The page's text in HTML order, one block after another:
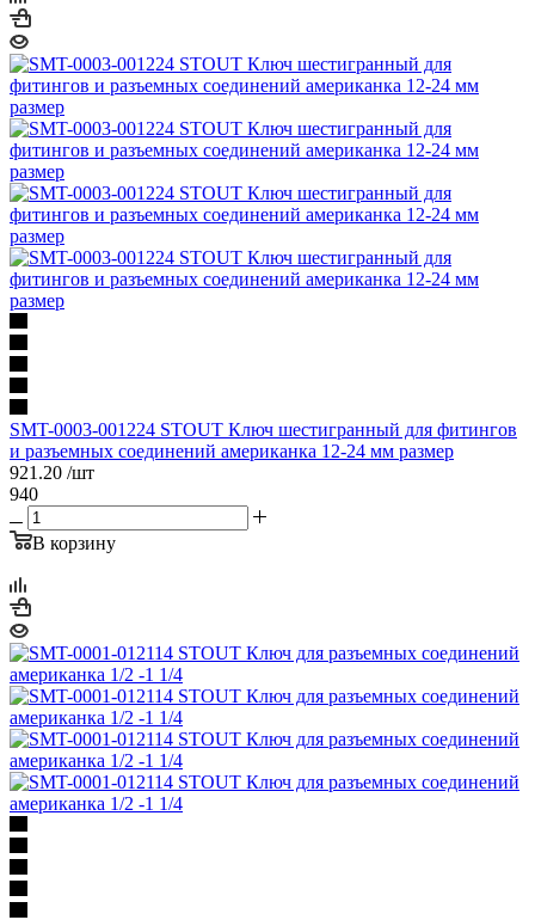
SMT-0003-001224 STOUT Ключ шестигранный для фитингов
и разъемных соединений американка 12-24 мм размер
921.20 /шт
940
В корзину